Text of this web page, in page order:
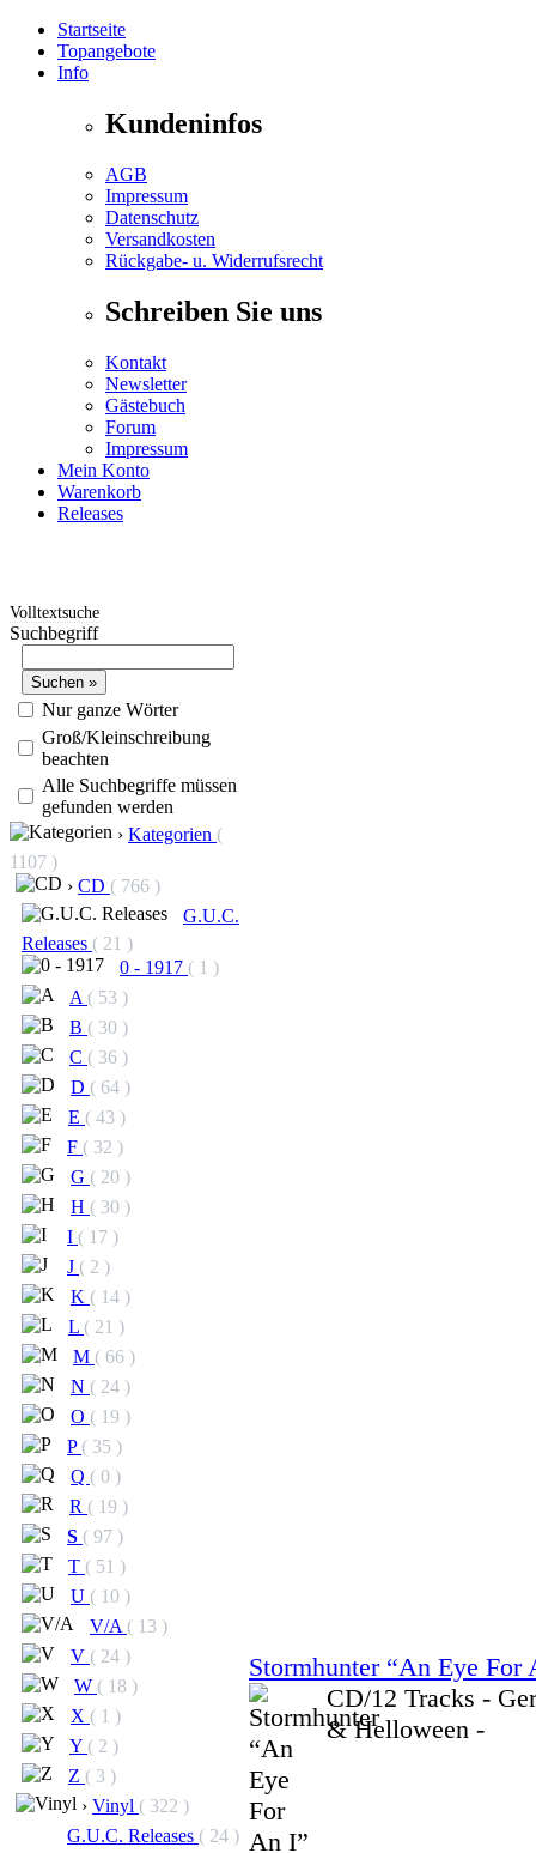
Startseite
Topangebote
Info
Kundeninfos
AGB
Impressum
Datenschutz
Versandkosten
Rückgabe- u. Widerrufsrecht
Schreiben Sie uns
Kontakt
Newsletter
Gästebuch
Forum
Impressum
Mein Konto
Warenkorb
Releases
Volltextsuche
Suchbegriff
Nur ganze Wörter
Groß/Kleinschreibung
beachten
Alle Suchbegriffe müssen
gefunden werden
› Kategorien (
1107 )
› CD ( 766 )
G.U.C.
Releases ( 21 )
0 - 1917 ( 1 )
A ( 53 )
B ( 30 )
C ( 36 )
D ( 64 )
E ( 43 )
F ( 32 )
G ( 20 )
H ( 30 )
I ( 17 )
J ( 2 )
K ( 14 )
L ( 21 )
M ( 66 )
N ( 24 )
O ( 19 )
P ( 35 )
Q ( 0 )
R ( 19 )
S ( 97 )
T ( 51 )
U ( 10 )
V/A ( 13 )
V ( 24 )
W ( 18 )
X ( 1 )
Y ( 2 )
Z ( 3 )
› Vinyl ( 322 )
G.U.C. Releases ( 24 )
Stormhunter “An Eye For
CD/12 Tracks -
& Helloween -